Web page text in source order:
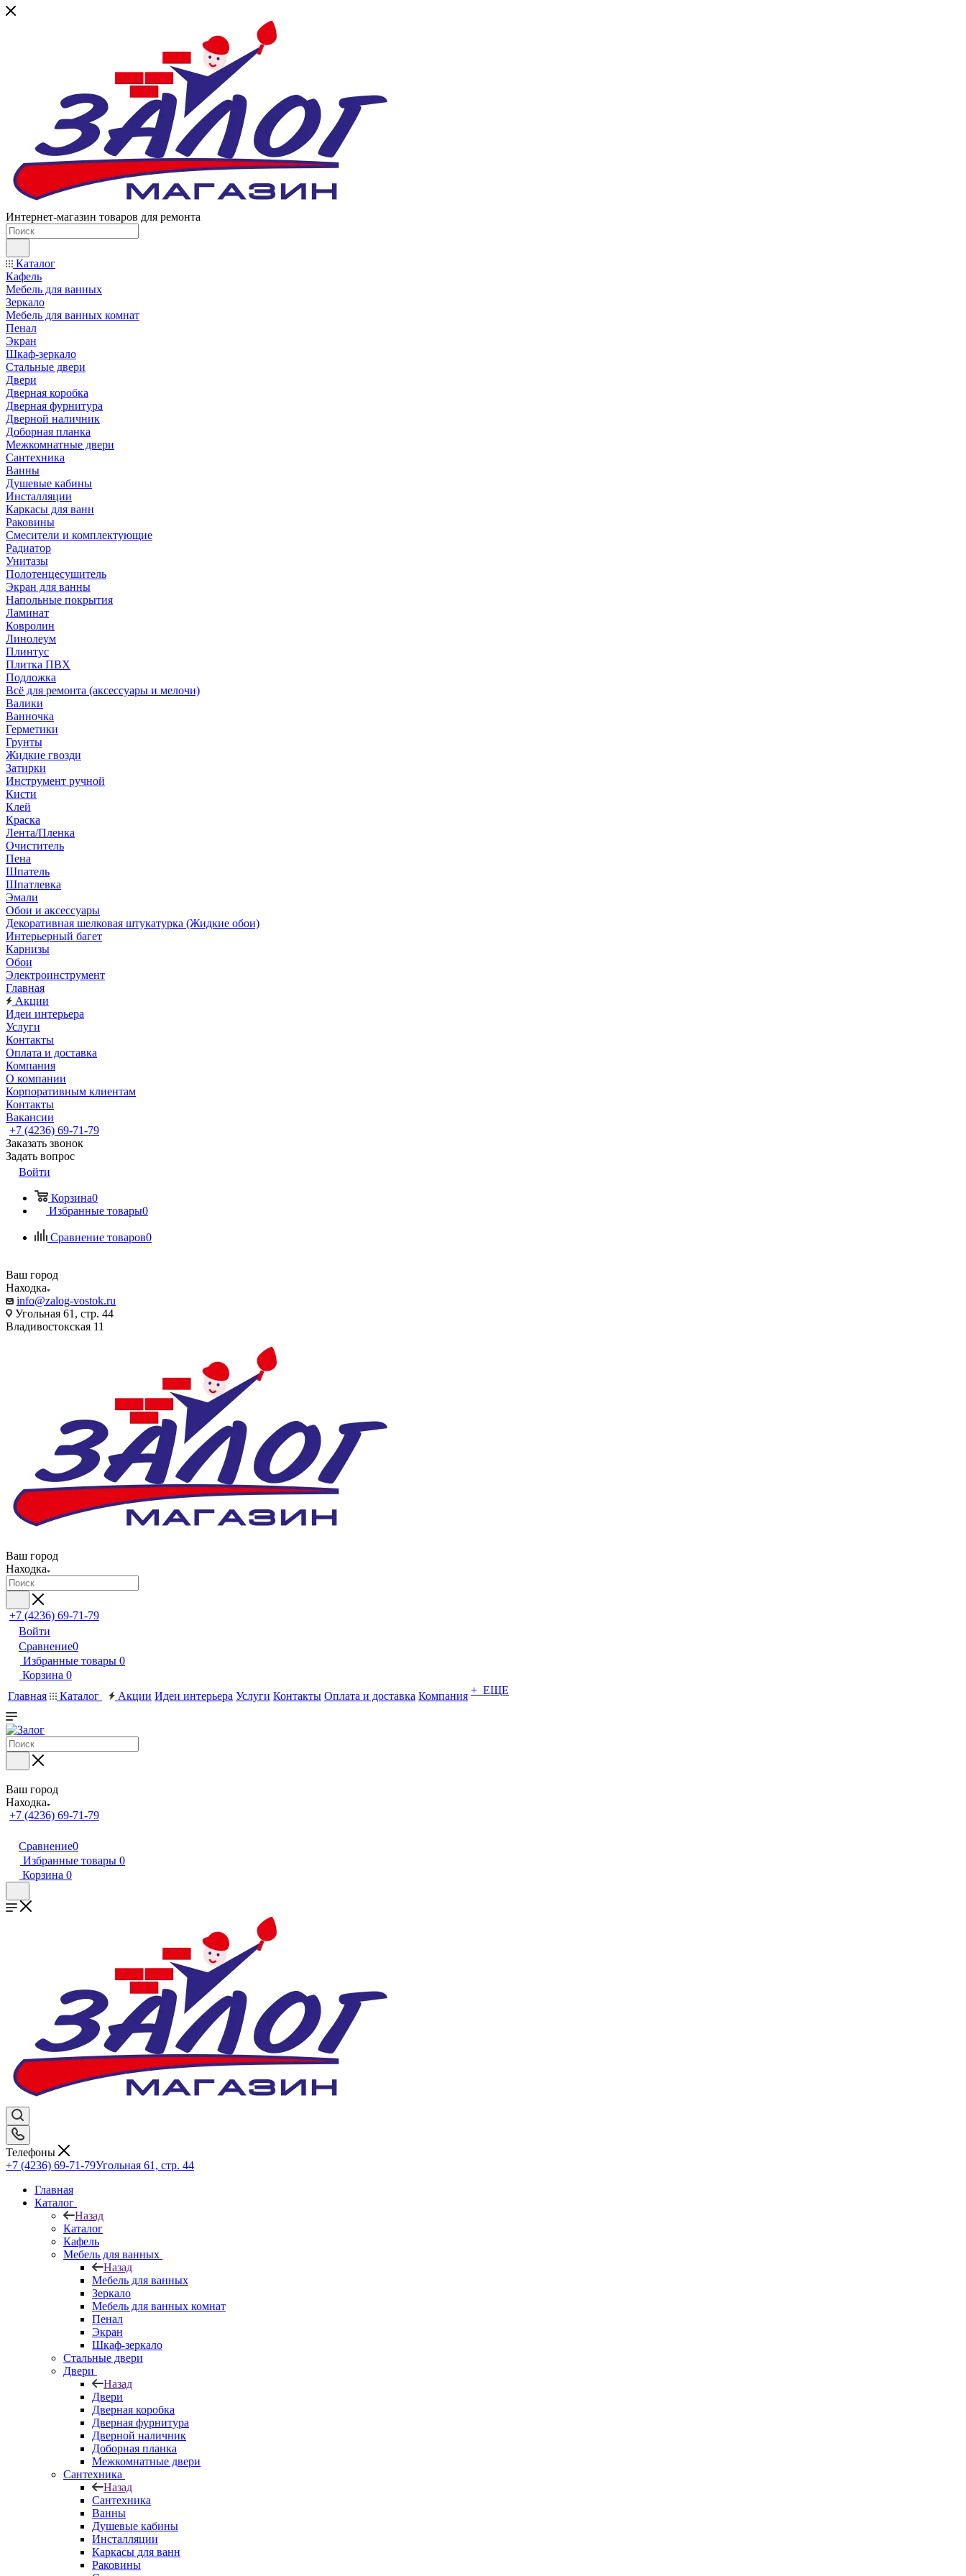
Интернет-магазин товаров для ремонта
Каталог
Кафель
Мебель для ванных
Зеркало
Мебель для ванных комнат
Пенал
Экран
Шкаф-зеркало
Стальные двери
Двери
Дверная коробка
Дверная фурнитура
Дверной наличник
Доборная планка
Межкомнатные двери
Сантехника
Ванны
Душевые кабины
Инсталляции
Каркасы для ванн
Раковины
Смесители и комплектующие
Радиатор
Унитазы
Полотенцесушитель
Экран для ванны
Напольные покрытия
Ламинат
Ковролин
Линолеум
Плинтус
Плитка ПВХ
Подложка
Всё для ремонта (аксессуары и мелочи)
Валики
Ванночка
Герметики
Грунты
Жидкие гвозди
Затирки
Инструмент ручной
Кисти
Клей
Краска
Лента/Пленка
Очиститель
Пена
Шпатель
Шпатлевка
Эмали
Обои и аксессуары
Декоративная шелковая штукатурка (Жидкие обои)
Интерьерный багет
Карнизы
Обои
Электроинструмент
Главная
Акции
Идеи интерьера
Услуги
Контакты
Оплата и доставка
Компания
О компании
Корпоративным клиентам
Контакты
Вакансии
+7 (4236) 69-71-79
Заказать звонок
Задать вопрос
Войти
Корзина0
Избранные товары0
Сравнение товаров0
Ваш город
Находка
info@zalog-vostok.ru
Угольная 61, стр. 44
Владивостокская 11
Ваш город
Находка
+7 (4236) 69-71-79
Войти
Сравнение0
Избранные товары 0
Корзина 0
Главная
Каталог Акции Идеи интерьера Услуги Контакты Оплата и доставка Компания + ЕЩЕ
Ваш город
Находка
+7 (4236) 69-71-79
Сравнение0
Избранные товары 0
Корзина 0
Телефоны
+7 (4236) 69-71-79Угольная 61, стр. 44
Главная
Каталог
Назад
Каталог
Кафель
Мебель для ванных
Назад
Мебель для ванных
Зеркало
Мебель для ванных комнат
Пенал
Экран
Шкаф-зеркало
Стальные двери
Двери
Назад
Двери
Дверная коробка
Дверная фурнитура
Дверной наличник
Доборная планка
Межкомнатные двери
Сантехника
Назад
Сантехника
Ванны
Душевые кабины
Инсталляции
Каркасы для ванн
Раковины